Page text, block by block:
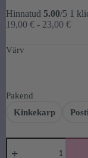
Hinnatud 5.00/5 1
19,00 € - 23,00 €
Värv
Pakend
Kinkekarp
Siidist
magamismask